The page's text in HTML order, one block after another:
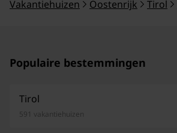
Vakantiehuizen Oostenrijk Tirol
Populaire bestemmingen
Tirol
591 vakantiehuizen